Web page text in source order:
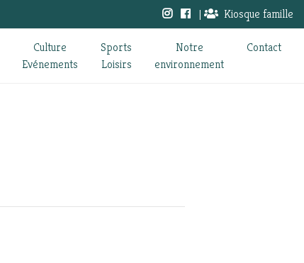
| Kiosque famille
Culture
Evénements
Sports
Loisirs
Notre
environnement
Contact